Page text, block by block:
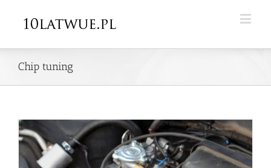
Chip tuning